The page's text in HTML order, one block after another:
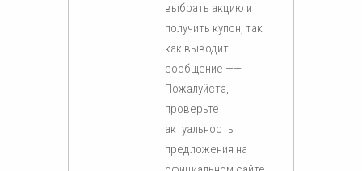
выбрать акцию и
получить купон, так
как выводит
сообщение ——
Пожалуйста,
проверьте
актуальность
предложения на